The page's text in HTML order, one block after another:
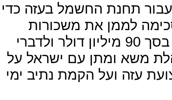
תחנת החשמל בעזה כדי
לממן את משכורות
משא ומתן עם ישראל על
עזה ועל הקמת נתיב ימי